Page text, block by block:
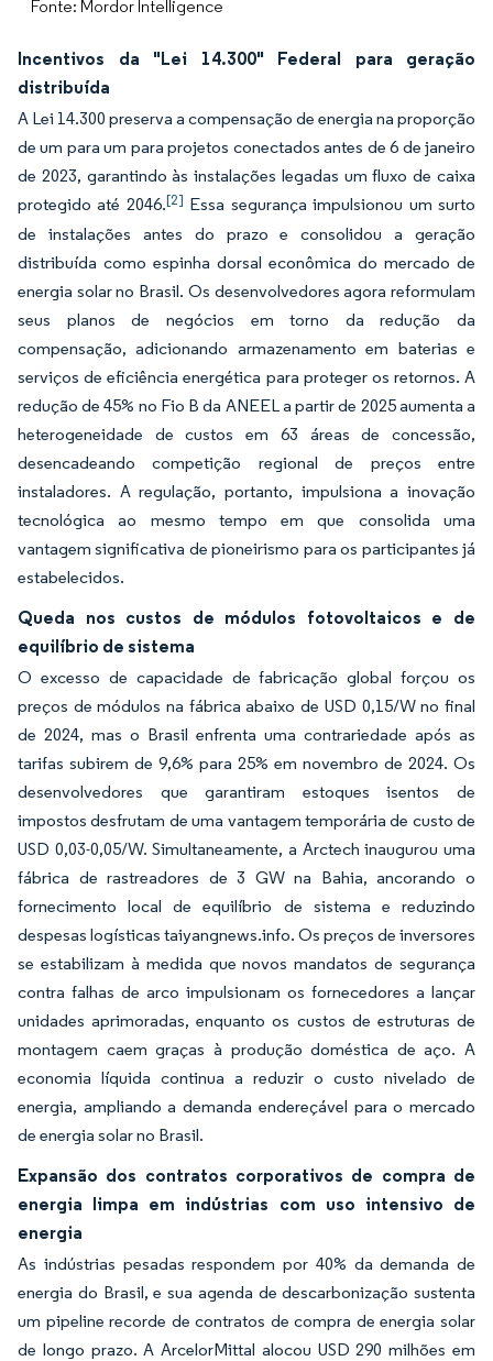
Fonte: Mordor Intelligence
Incentivos da "Lei 14.300" Federal para geração
distribuída
A Lei 14.300 preserva a compensação de energia na proporção
de um para um para projetos conectados antes de 6 de janeiro
de 2023, garantindo às instalações legadas um fluxo de caixa
protegido até 2046.[2] Essa segurança impulsionou um surto
de instalações antes do prazo e consolidou a geração
distribuída como espinha dorsal econômica do mercado de
energia solar no Brasil. Os desenvolvedores agora reformulam
seus planos de negócios em torno da redução da
compensação, adicionando armazenamento em baterias e
serviços de eficiência energética para proteger os retornos. A
redução de 45% no Fio B da ANEEL a partir de 2025 aumenta a
heterogeneidade de custos em 63 áreas de concessão,
desencadeando competição regional de preços entre
instaladores. A regulação, portanto, impulsiona a inovação
tecnológica ao mesmo tempo em que consolida uma
vantagem significativa de pioneirismo para os participantes já
estabelecidos.
Queda nos custos de módulos fotovoltaicos e de
equilíbrio de sistema
O excesso de capacidade de fabricação global forçou os
preços de módulos na fábrica abaixo de USD 0,15/W no final
de 2024, mas o Brasil enfrenta uma contrariedade após as
tarifas subirem de 9,6% para 25% em novembro de 2024. Os
desenvolvedores que garantiram estoques isentos de
impostos desfrutam de uma vantagem temporária de custo de
USD 0,03-0,05/W. Simultaneamente, a Arctech inaugurou uma
fábrica de rastreadores de 3 GW na Bahia, ancorando o
fornecimento local de equilíbrio de sistema e reduzindo
despesas logísticas taiyangnews.info. Os preços de inversores
se estabilizam à medida que novos mandatos de segurança
contra falhas de arco impulsionam os fornecedores a lançar
unidades aprimoradas, enquanto os custos de estruturas de
montagem caem graças à produção doméstica de aço. A
economia líquida continua a reduzir o custo nivelado de
energia, ampliando a demanda endereçável para o mercado
de energia solar no Brasil.
Expansão dos contratos corporativos de compra de
energia limpa em indústrias com uso intensivo de
energia
As indústrias pesadas respondem por 40% da demanda de
energia do Brasil, e sua agenda de descarbonização sustenta
um pipeline recorde de contratos de compra de energia solar
de longo prazo. A ArcelorMittal alocou USD 290 milhões em